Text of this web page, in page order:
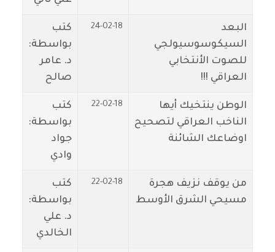
البعد
السيكوسوسيولجي
للصوت الأنتخابي
العراقي !!!
24-02-18
كتب
بواسطة:
د. عامر
صالح
الوطن ينتخيك أيها
الناخب العراقي لتصحيح
اوضاعك الشائنة
22-02-18
كتب
بواسطة:
جواد
وادي
من يوقف نزيف هجرة
مسيحي الشرق الأوسط
22-02-18
كتب
بواسطة:
د. علي
الخالدي